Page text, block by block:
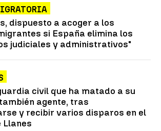
dispuesto a acoger a los
si España elimina los
judiciales y administrativos"
civil que ha matado a su
agente, tras
y recibir varios disparos en el
Llanes